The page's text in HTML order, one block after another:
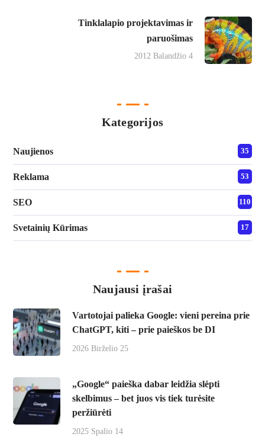
Tinklalapio projektavimas ir
paruošimas
2012 Balandžio 4
Kategorijos
Naujienos 35
Reklama 53
SEO 110
Svetainių Kūrimas 17
Naujausi įrašai
Vartotojai palieka Google: vieni pereina prie
ChatGPT, kiti – prie paieškos be DI
2026 Birželio 25
„Google“ paieška dabar leidžia slėpti
skelbimus – bet juos vis tiek turėsite
peržiūrėti
2025 Spalio 14